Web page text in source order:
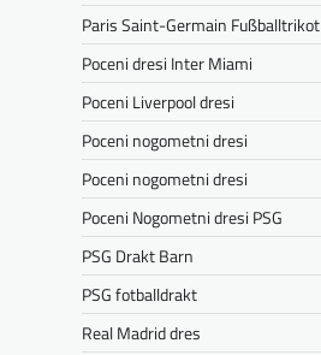
Paris Saint-Germain Fußballtrikot
Poceni dresi Inter Miami
Poceni Liverpool dresi
Poceni nogometni dresi
Poceni nogometni dresi
Poceni Nogometni dresi PSG
PSG Drakt Barn
PSG fotballdrakt
Real Madrid dres